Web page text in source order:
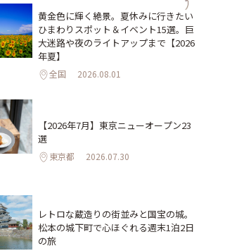
黄金色に輝く絶景。夏休みに行きたい
ひまわりスポット＆イベント15選。巨
大迷路や夜のライトアップまで【2026
年夏】
全国 2026.08.01
【2026年7月】東京ニューオープン23
選
東京都 2026.07.30
レトロな蔵造りの街並みと国宝の城。
松本の城下町で心ほぐれる週末1泊2日
の旅